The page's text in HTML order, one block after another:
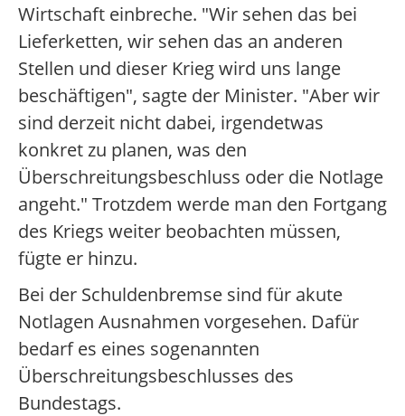
Wirtschaft einbreche. "Wir sehen das bei
Lieferketten, wir sehen das an anderen
Stellen und dieser Krieg wird uns lange
beschäftigen", sagte der Minister. "Aber wir
sind derzeit nicht dabei, irgendetwas
konkret zu planen, was den
Überschreitungsbeschluss oder die Notlage
angeht." Trotzdem werde man den Fortgang
des Kriegs weiter beobachten müssen,
fügte er hinzu.
Bei der Schuldenbremse sind für akute
Notlagen Ausnahmen vorgesehen. Dafür
bedarf es eines sogenannten
Überschreitungsbeschlusses des
Bundestags.